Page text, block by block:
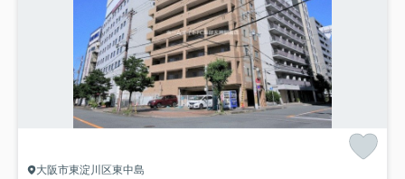
大阪市東淀川区東中島